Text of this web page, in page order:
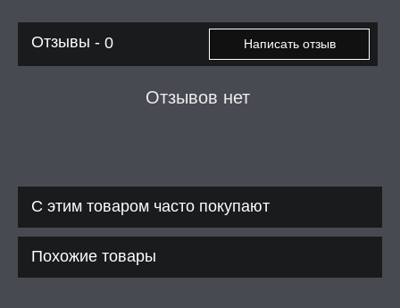
Отзывы - 0 Написать отзыв
Отзывов нет
С этим товаром часто покупают
Похожие товары